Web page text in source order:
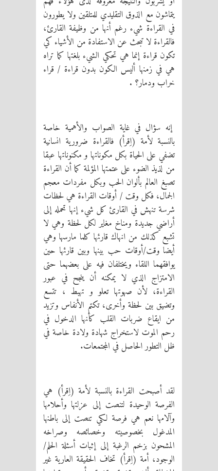
يتماشون مع الذوق التقليدي للمتلقين ولا يطورون
في القراءة شيء رغم أنها من وظيفة القارئ،
فالقراءة لا تبحث عن الاستفادة من الأشياء كي
تكون قراءة إنما هي تحكي الشيء بلغتها كما تراه
هي في زمنها أليس الكون بدون قراءة / قراء
خراب ودمار؟ .
إنه سؤال في غاية الصواب والأهمية خاصة
بالنسبة لأمة (اِقرأ) فالقراءة ضرورية انسانية
تضفي على الحياة بكل مكوناتها و مكنوناتها عبقا
من لذيذ الضوء على عتمتها المؤلمة كما أن القراءة
تصبغ العالم بألوان الحب وبكل مفردات معجم
الجمال، فكل وقت / أوقات القراءة هي لحظات
شرسة تنهش في القارئ كل شيء إنها تحمله إلى
أراضي جديدة ومناخ مغاير لكل لحظة وهي لا
تشبع كذلك من انهاك قارئها كلما مارسها وهي
أيضا وقت/أوقات حب بينها وبين قارئها حين
يوافقهما اللقاء ويختلفان فيه على بعضهما حتى
الامتزاج الذي لا يمكنه أن ينجح في عبور
القراءة، لأن صهوتها تعلو و تهبط ، تتسع
وتضيق بين لحظة وأخرى، تكتم الأنفاس وتزيد
من ايقاع ضربات القلب كأنها الدخول في
رحم الموت لاستخراج شهادة ولادة خاصة في
ظل التطور الحاصل في المجتمعات.
لقد أصبحت القراءة بالنسبة لأمة (اِقرأ) هي
الفرصة الوحيدة لتنصت إلى عزلتها وأحلامها
وآلامها نعم هي فرصة لكي تنصت إلى باطنها
المدغول بخصوصيته وخصائصه وصراخه
المشحون بزخم الرغبة إلى إثبات أسئلة الحلم/
الوجود، أمة (اِقرأ) تخاف الحقيقة العارية غير